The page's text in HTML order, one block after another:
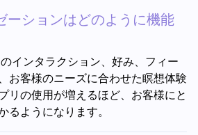
ーションはどのように機能
インタラクション、好み、フィー
お客様のニーズに合わせた瞑想体験
リの使用が増えるほど、お客様にと
るようになります。